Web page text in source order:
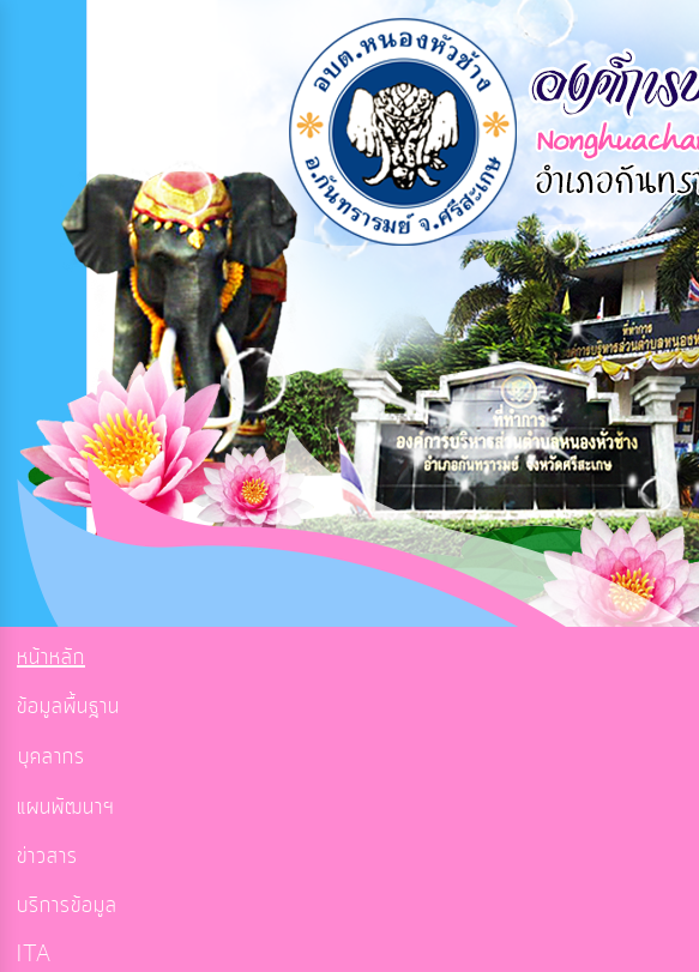
หน้าหลัก
ข้อมูลพื้นฐาน
บุคลากร
แผนพัฒนาฯ
ข่าวสาร
บริการข้อมูล
ITA